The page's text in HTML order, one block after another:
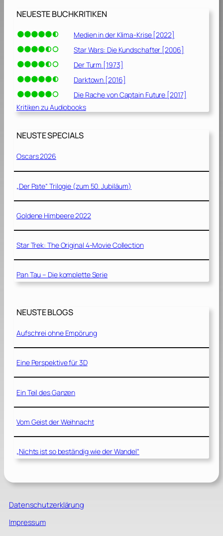
NEUESTE BUCHKRITIKEN
Medien in der Klima-Krise [2022]
Star Wars: Die Kundschafter [2006]
Der Turm [1973]
Darktown [2016]
Die Rache von Captain Future [2017]
Kritiken zu Audiobooks
NEUSTE SPECIALS
Oscars 2026
„Der Pate“ Trilogie (zum 50. Jubiläum)
Goldene Himbeere 2022
Star Trek: The Original 4-Movie Collection
Pan Tau – Die komplette Serie
NEUSTE BLOGS
Aufschrei ohne Empörung
Eine Perspektive für 3D
Ein Teil des Ganzen
Vom Geist der Weihnacht
„Nichts ist so beständig wie der Wandel“
Datenschutzerklärung
Impressum